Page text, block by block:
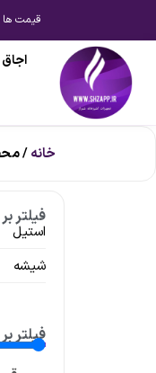
قیمت ها بر
اجاق
خانه/
فیلتر
استیل
شیشه
فیلتر